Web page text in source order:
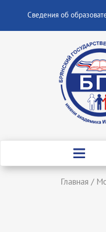
Сведения об
Главная /